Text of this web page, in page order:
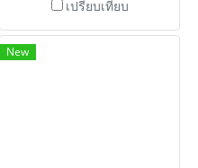
เปรียบเทียบ
New